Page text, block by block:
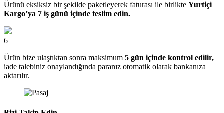
Ürünü eksiksiz bir şekilde paketleyerek faturası ile birlikte Yurtiçi
Kargo’ya 7 iş günü içinde teslim edin.
6
Ürün bize ulaştıktan sonra maksimum 5 gün içinde kontrol edilir,
iade talebiniz onaylandığında paranız otomatik olarak bankanıza
aktarılır.